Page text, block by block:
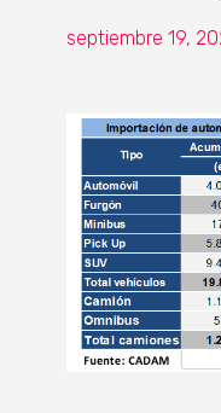
septiembre 19,